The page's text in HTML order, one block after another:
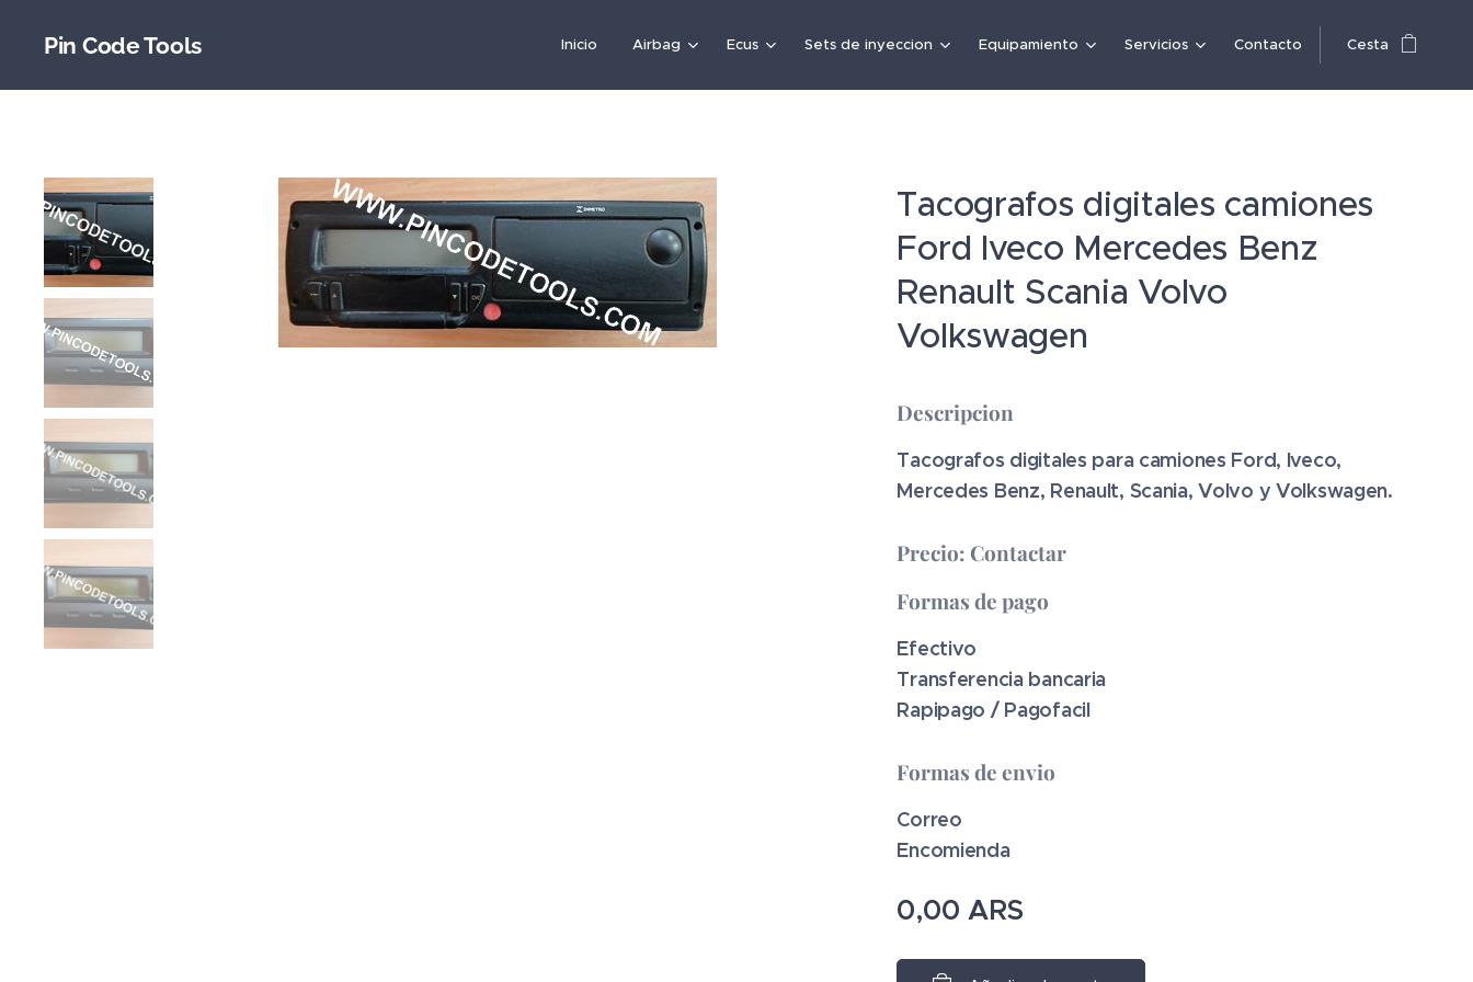
Pin Code Tools Inicio Airbag Ecus Sets de inyeccion Equipamiento Servicios Contacto Cesta
Tacografos digitales camiones
Ford Iveco Mercedes Benz
Renault Scania Volvo
Volkswagen
Descripcion
Tacografos digitales para camiones Ford, Iveco,
Mercedes Benz, Renault, Scania, Volvo y Volkswagen.
Precio: Contactar
Formas de pago
Efectivo
Transferencia bancaria
Rapipago / Pagofacil
Formas de envio
Correo
Encomienda
0,00 ARS